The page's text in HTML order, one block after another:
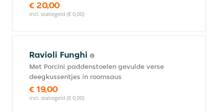
€ 20,00
incl. statiegeld (€ 0,00)
Ravioli Funghi
Met Porcini paddenstoelen gevulde verse
deegkussentjes in roomsaus
€ 19,00
incl. statiegeld (€ 0,00)